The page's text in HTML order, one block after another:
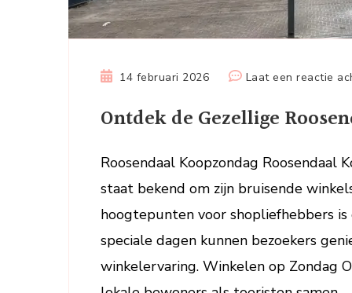
14 februari 2026 Laat een reactie
Ontdek de Gezellige
Roosendaal Koopzondag Roosendaal
staat bekend om zijn bruisende
hoogtepunten voor shopliefhebbers is
speciale dagen kunnen bezoekers
winkelervaring. Winkelen op Zondag